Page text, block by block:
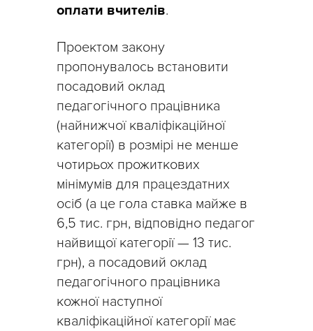
оплати вчителів.
Проектом закону
пропонувалось встановити
посадовий оклад
педагогічного працівника
(найнижчої кваліфікаційної
категорії) в розмірі не менше
чотирьох прожиткових
мінімумів для працездатних
осіб (а це гола ставка майже в
6,5 тис. грн, відповідно педагог
найвищої категорії — 13 тис.
грн), а посадовий оклад
педагогічного працівника
кожної наступної
кваліфікаційної категорії має